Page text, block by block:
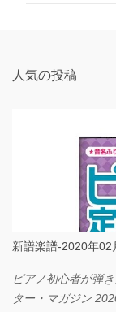
人気の投稿
新譜楽譜-2020年02
ピアノ初心者が弾
ター・マガジン